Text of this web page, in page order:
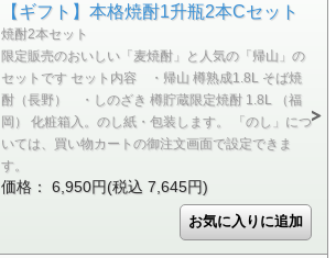
【ギフト】本格焼酎1升瓶2本Cセット
焼酎2本セット
限定販売のおいしい「麦焼酎」と人気の「帰山」の
セットです セット内容 ・帰山 樽熟成1.8L そば焼
酎（長野） ・しのざき 樽貯蔵限定焼酎 1.8L （福
岡） 化粧箱入。のし紙・包装します。 「のし」につ
いては、買い物カートの御注文画面で設定できま
す。
価格： 6,950円(税込 7,645円)